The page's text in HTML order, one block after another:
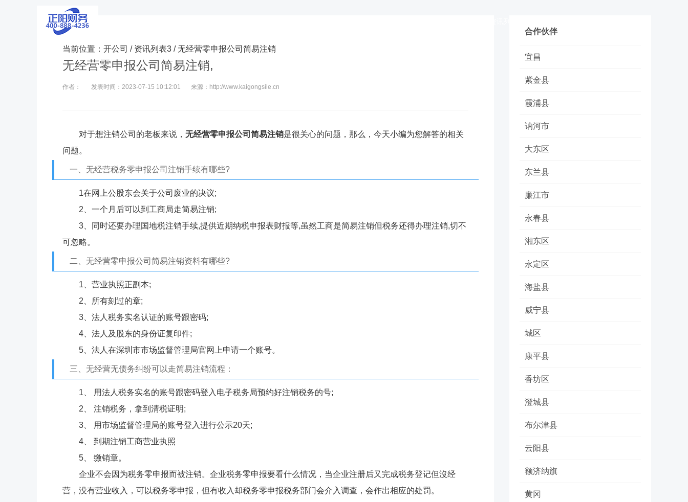
当前位置： 开公司 / 资讯列表3 / 无经营零申报公司简易注销
无经营零申报公司简易注销,
作者： 发表时间：2023-07-15 10:12:01 来源：http://www.kaigongsile.cn
对于想注销公司的老板来说， 无经营零申报公司简易注销是很关心的问题，那么，今天小编为您解答的相关
问题。
一、无经营税务零申报公司注销手续有哪些?
1在网上公股东会关于公司废业的决议;
2、一个月后可以到工商局走简易注销;
3、同时还要办理国地税注销手续,提供近期纳税申报表财报等,虽然工商是简易注销但税务还得办理注销,切不
可忽略。
二、无经营零申报公司简易注销资料有哪些?
1、营业执照正副本;
2、所有刻过的章;
3、法人税务实名认证的账号跟密码;
4、法人及股东的身份证复印件;
5、法人在深圳市市场监督管理局官网上申请一个账号。
三、无经营无债务纠纷可以走简易注销流程：
1、 用法人税务实名的账号跟密码登入电子税务局预约好注销税务的号;
2、 注销税务，拿到清税证明;
3、 用市场监督管理局的账号登入进行公示20天;
4、 到期注销工商营业执照
5、 缴销章。
企业不会因为税务零申报而被注销。企业税务零申报要看什么情况，当企业注册后又完成税务登记但沒经
营，没有营业收入，可以税务零申报，但有收入却税务零申报税务部门会介入调查，会作出相应的处罚。
合作伙伴
宜昌
紫金县
霞浦县
讷河市
大东区
东兰县
廉江市
永春县
湘东区
永定区
海盐县
威宁县
城区
康平县
香坊区
澄城县
布尔津县
云阳县
额济纳旗
黄冈